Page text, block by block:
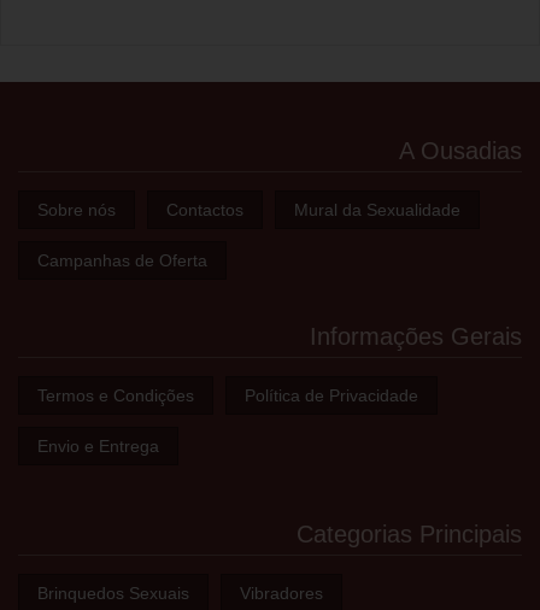
A Ousadias
Sobre nós Contactos Mural da Sexualidade
Campanhas de Oferta
Informações Gerais
Termos e Condições Política de Privacidade
Envio e Entrega
Categorias Principais
Brinquedos Sexuais Vibradores